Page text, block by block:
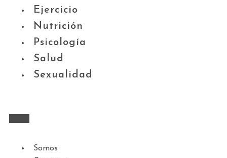
Ejercicio
Nutrición
Psicología
Salud
Sexualidad
Somos